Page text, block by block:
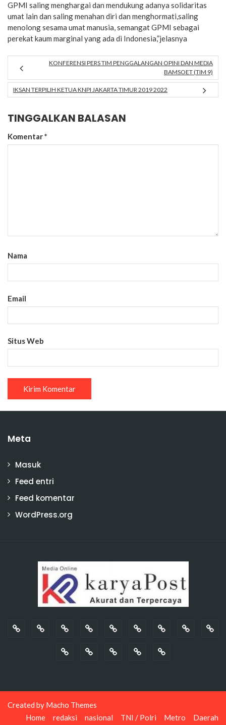
GPMI saling menghargai dan mendukung adanya solidaritas
umat lain dan saling menahan diri dan menghormati,saling
menolong sesama umat manusia, semangat GPMI sebagai
perekat kaum marginal yang ada di Indonesia,”jelasnya
KONFERENSI PERS TIM PENGGALANGAN OPINI DAN MEDIA
BAMSOET (TIM 9)
IKSAN TERPILIH KETUA KNPI JAKARTA TIMUR 2019 2022
TINGGALKAN BALASAN
Komentar*
Nama
Email
Situs Web
Meta
Masuk
Feed entri
Feed komentar
WordPress.org
Created by Macho Themes
Home
redaksi nasional TNI / Polri Metro Daerah